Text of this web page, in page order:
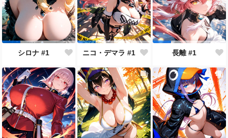
シロナ #1 ニコ・デマラ #1 長離 #1